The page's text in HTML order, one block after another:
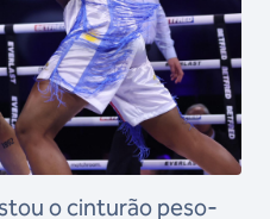
o cinturão peso-